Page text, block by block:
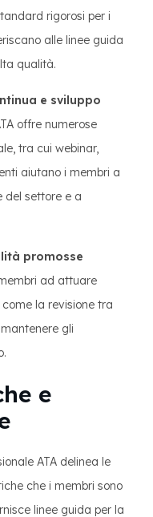
rigorosi per i
alle linee guida
qualità.
e sviluppo
offre numerose
tra cui webinar,
aiutano i membri a
del settore e a
promosse
ad attuare
la revisione tra
gli
e
ATA delinea le
che i membri sono
linee guida per la